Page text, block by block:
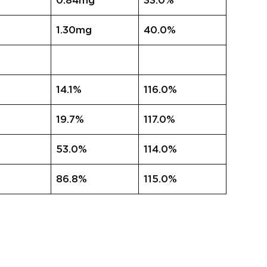
1.30mg 40.0%
14.1% 116.0%
19.7% 117.0%
53.0% 114.0%
86.8% 115.0%